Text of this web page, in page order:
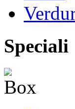
Speciali